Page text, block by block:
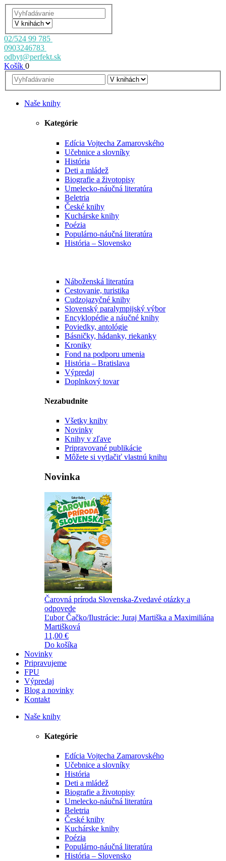
02/524 99 785
0903246783
odbyt@perfekt.sk
Košík 0
Naše knihy
Kategórie
Edícia Vojtecha Zamarovského
Učebnice a slovníky
História
Deti a mládež
Biografie a životopisy
Umelecko-náučná literatúra
Beletria
České knihy
Kuchárske knihy
Poézia
Populárno-náučná literatúra
História – Slovensko
Náboženská literatúra
Cestovanie, turistika
Cudzojazyčné knihy
Slovenský paralympijský výbor
Encyklopédie a náučné knihy
Poviedky, antológie
Básničky, hádanky, riekanky
Kroniky
Fond na podporu umenia
História – Bratislava
Výpredaj
Doplnkový tovar
Nezabudnite
Všetky knihy
Novinky
Knihy v zľave
Pripravované publikácie
Môžete si vytlačiť vlastnú knihu
Novinka
Čarovná príroda Slovenska-Zvedavé otázky a
odpovede
Ľubor Čačko/Ilustrácie: Juraj Martiška a Maximiliána
Martišková
11,00 €
Do košíka
Novinky
Pripravujeme
FPU
Výpredaj
Blog a novinky
Kontakt
Naše knihy
Kategórie
Edícia Vojtecha Zamarovského
Učebnice a slovníky
História
Deti a mládež
Biografie a životopisy
Umelecko-náučná literatúra
Beletria
České knihy
Kuchárske knihy
Poézia
Populárno-náučná literatúra
História – Slovensko